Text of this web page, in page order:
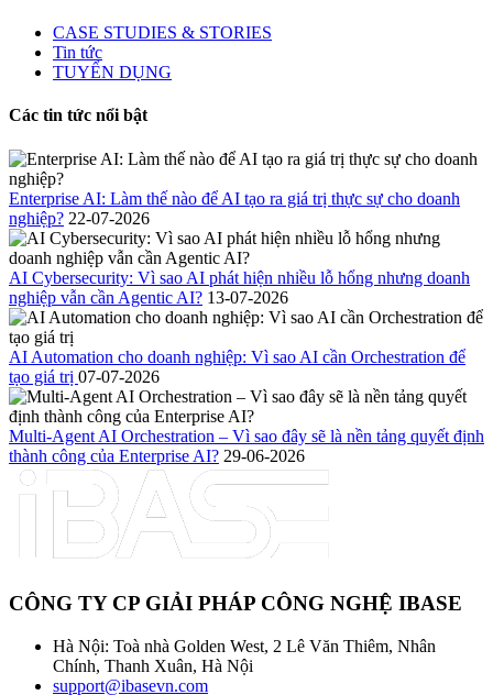
CASE STUDIES & STORIES
Tin tức
TUYỂN DỤNG
Các tin tức nổi bật
Enterprise AI: Làm thế nào để AI tạo ra giá trị thực sự cho doanh
nghiệp? 22-07-2026
AI Cybersecurity: Vì sao AI phát hiện nhiều lỗ hổng nhưng doanh
nghiệp vẫn cần Agentic AI? 13-07-2026
AI Automation cho doanh nghiệp: Vì sao AI cần Orchestration để
tạo giá trị 07-07-2026
Multi-Agent AI Orchestration – Vì sao đây sẽ là nền tảng quyết định
thành công của Enterprise AI? 29-06-2026
CÔNG TY CP GIẢI PHÁP CÔNG NGHỆ IBASE
Hà Nội: Toà nhà Golden West, 2 Lê Văn Thiêm, Nhân
Chính, Thanh Xuân, Hà Nội
support@ibasevn.com